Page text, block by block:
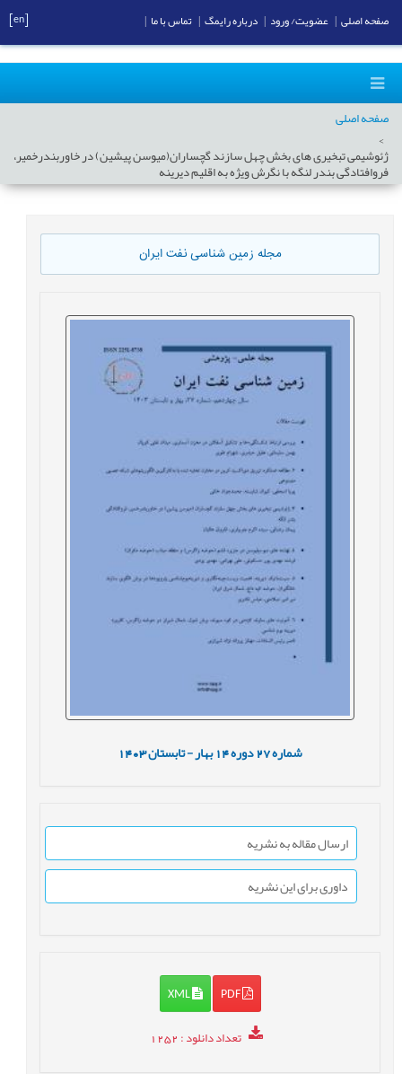
صفحه اصلی
ژئوشیمی تبخیری های بخش چهل سازند گچساران(میوسن پیشین) در خاوربندرخمیر،
فروافتادگی بندر لنگه با نگرش ویژه به اقلیم دیرینه
مجله زمین شناسی نفت ایران
شماره27 دوره14 بهار - تابستان1403
ارسال مقاله به نشریه
داوری برای این نشریه
PDF
XML
تعداد دانلود: 1252
صفحه اصلی عضویت/ ورود درباره رایمگ تماس با ما